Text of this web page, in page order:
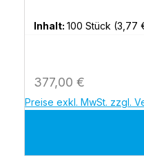
Inhalt: 100 Stück (3,77
Regulärer Preis:
377,00 €
Preise exkl. MwSt. zzgl.